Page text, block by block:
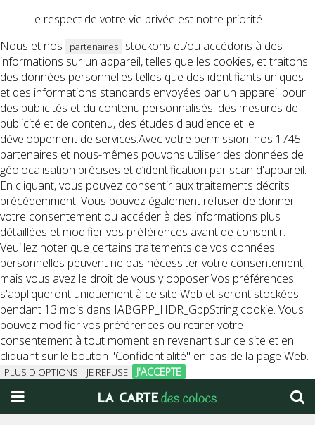
Le respect de votre vie privée est notre priorité
Nous et nos
partenaires
stockons et/ou accédons à des
informations sur un appareil, telles que les cookies, et traitons
des données personnelles telles que des identifiants uniques
et des informations standards envoyées par un appareil pour
des publicités et du contenu personnalisés, des mesures de
publicité et de contenu, des études d'audience et le
développement de services.Avec votre permission, nos 1745
partenaires et nous-mêmes pouvons utiliser des données de
géolocalisation précises et d’identification par scan d'appareil.
En cliquant, vous pouvez consentir aux traitements décrits
précédemment. Vous pouvez également refuser de donner
votre consentement ou accéder à des informations plus
détaillées et modifier vos préférences avant de consentir.
Veuillez noter que certains traitements de vos données
personnelles peuvent ne pas nécessiter votre consentement,
mais vous avez le droit de vous y opposer.Vos préférences
s'appliqueront uniquement à ce site Web et seront stockées
pendant 13 mois dans IABGPP_HDR_GppString cookie. Vous
pouvez modifier vos préférences ou retirer votre
consentement à tout moment en revenant sur ce site et en
cliquant sur le bouton "Confidentialité" en bas de la page Web.
PLUS D'OPTIONS JE REFUSE J'ACCEPTE